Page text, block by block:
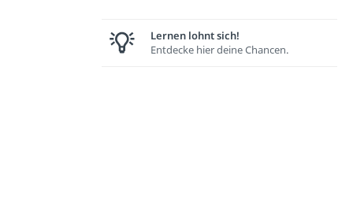
Lernen lohnt sich!
Entdecke hier deine Chancen.